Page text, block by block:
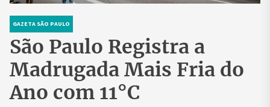
GAZETA SÃO PAULO
São Paulo Registra a
Madrugada Mais Fria do
Ano com 11°C